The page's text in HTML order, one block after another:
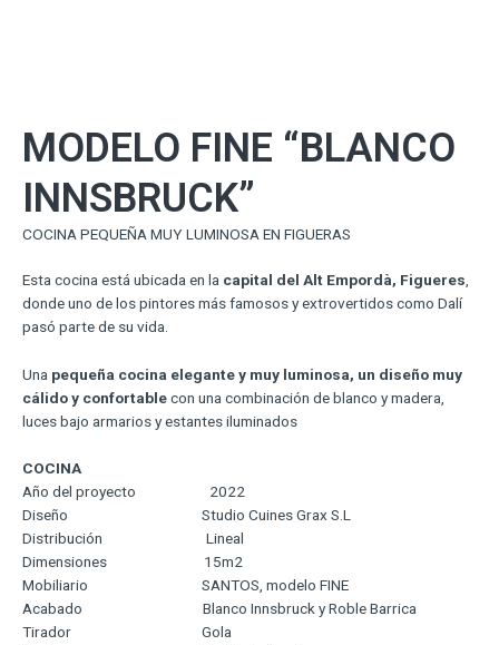
MODELO FINE “BLANCO
INNSBRUCK”
COCINA PEQUEÑA MUY LUMINOSA EN FIGUERAS
Esta cocina está ubicada en la capital del Alt Empordà, Figueres
donde uno de los pintores más famosos y extrovertidos como Dalí
pasó parte de su vida.
Una pequeña cocina elegante y muy luminosa, un diseño muy
cálido y confortablecon una combinación de blanco y madera,
luces bajo armarios y estantes iluminados
COCINA
Año del proyecto 2022
Diseño Studio Cuines Grax S.L
Distribución Lineal
Dimensiones 15m2
Mobiliario SANTOS, modelo FINE
Acabado Blanco Innsbruck y Roble Barrica
Tirador Gola